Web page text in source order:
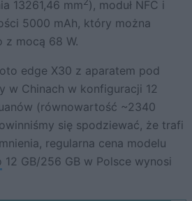
13261,46 mm ), moduł NFC i
5000 mAh, który można
z mocą 68 W.
edge X30 z aparatem pod
w Chinach w konfiguracji 12
(równowartość ~2340
się spodziewać, że trafi
regularna cena modelu
12 GB/256 GB w Polsce wynosi